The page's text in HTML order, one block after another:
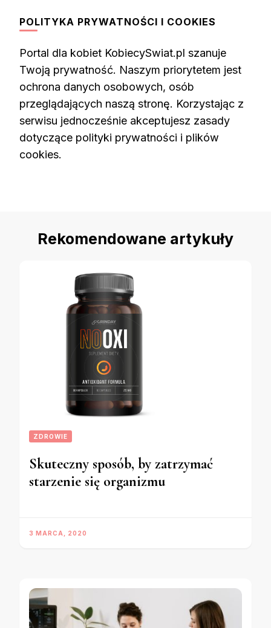
POLITYKA PRYWATNOŚCI I COOKIES
Portal dla kobiet KobiecySwiat.pl szanuje
Twoją prywatność. Naszym priorytetem jest
ochrona danych osobowych, osób
przeglądających naszą stronę. Korzystając z
serwisu jednocześnie akceptujesz zasady
dotyczące polityki prywatności i plików
cookies.
Rekomendowane artykuły
ZDROWIE
Skuteczny sposób, by zatrzymać
starzenie się organizmu
3 MARCA, 2020